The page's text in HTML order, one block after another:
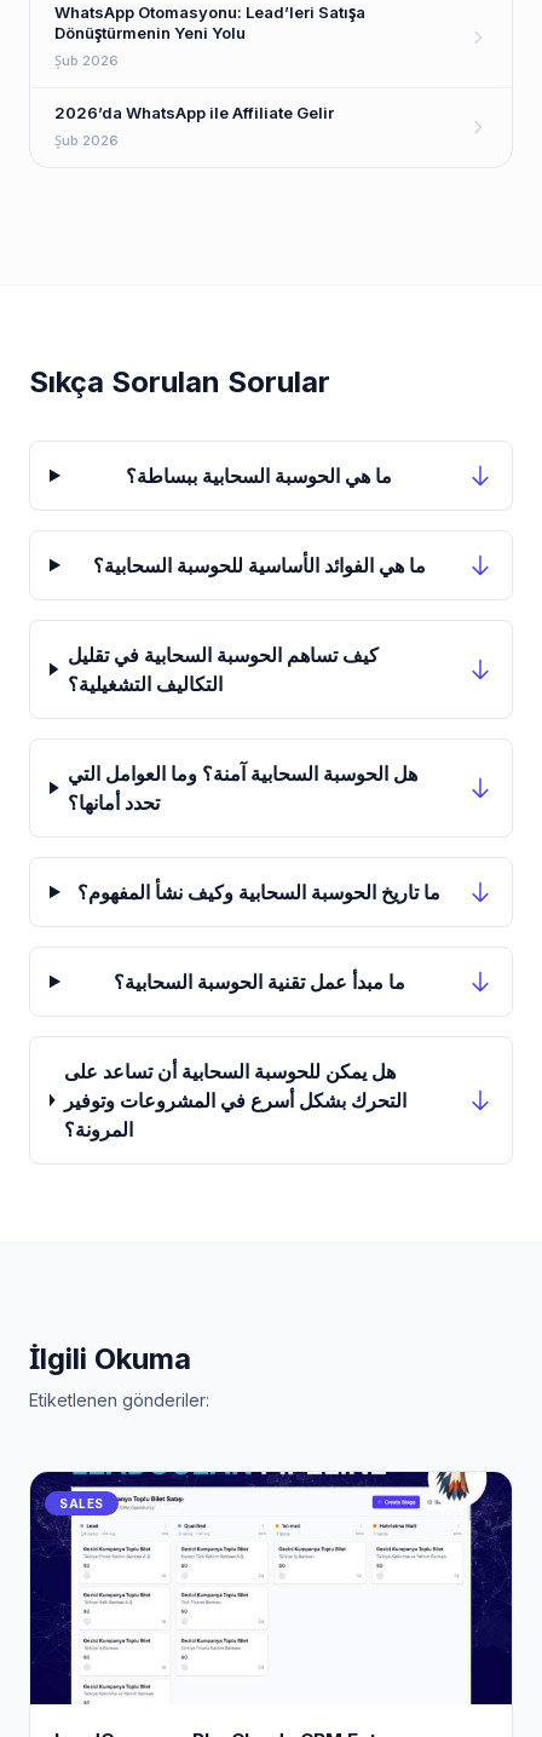
WhatsApp Otomasyonu: Lead’leri Satışa
Dönüştürmenin Yeni Yolu
Şub 2026
2026’da WhatsApp ile Affiliate Gelir
Şub 2026
Sıkça Sorulan Sorular
ما هي الحوسبة السحابية ببساطة؟
ما هي الفوائد الأساسية للحوسبة السحابية؟
كيف تساهم الحوسبة السحابية في تقليل
التكاليف التشغيلية؟
هل الحوسبة السحابية آمنة؟ وما العوامل التي
تحدد أمانها؟
ما تاريخ الحوسبة السحابية وكيف نشأ المفهوم؟
ما مبدأ عمل تقنية الحوسبة السحابية؟
هل يمكن للحوسبة السحابية أن تساعد على
التحرك بشكل أسرع في المشروعات وتوفير
المرونة؟
İlgili Okuma
Etiketlenen gönderiler:
SALES